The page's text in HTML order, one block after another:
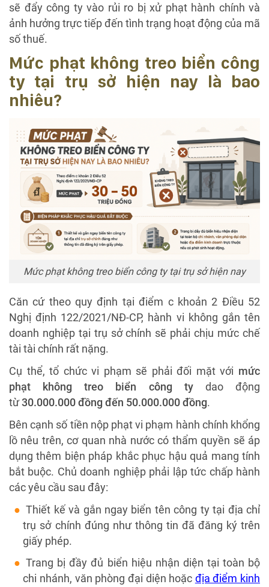
sẽ đẩy công ty vào rủi ro bị xử phạt hành chính và
ảnh hưởng trực tiếp đến tình trạng hoạt động của mã
số thuế.
Mức phạt không treo biển công
ty tại trụ sở hiện nay là bao
nhiêu?
Mức phạt không treo biển công ty tại trụ sở hiện nay
Căn cứ theo quy định tại điểm c khoản 2 Điều 52
Nghị định 122/2021/NĐ-CP, hành vi không gắn tên
doanh nghiệp tại trụ sở chính sẽ phải chịu mức chế
tài tài chính rất nặng.
Cụ thể, tổ chức vi phạm sẽ phải đối mặt với mức
phạt không treo biển công tydao động
từ30.000.000 đồng đến 50.000.000 đồng.
Bên cạnh số tiền nộp phạt vi phạm hành chính khổng
lồ nêu trên, cơ quan nhà nước có thẩm quyền sẽ áp
dụng thêm biện pháp khắc phục hậu quả mang tính
bắt buộc. Chủ doanh nghiệp phải lập tức chấp hành
các yêu cầu sau đây:
Thiết kế và gắn ngay biển tên công ty tại địa chỉ
trụ sở chính đúng như thông tin đã đăng ký trên
giấy phép.
Trang bị đầy đủ biển hiệu nhận diện tại toàn bộ
chi nhánh, văn phòng đại diện hoặc địa điểm kinh